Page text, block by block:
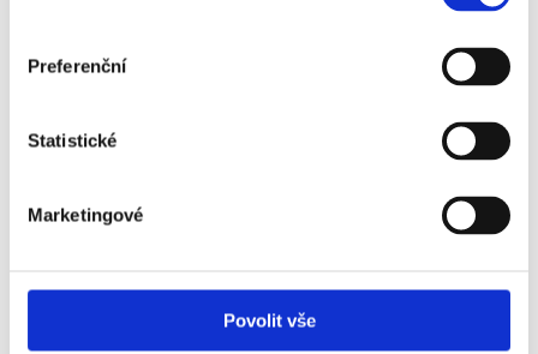
Preferenční
Statistické
Marketingové
Povolit vše
Vstupenka, letenka, ubytování, snídaně, cestovní pojištění
Více info